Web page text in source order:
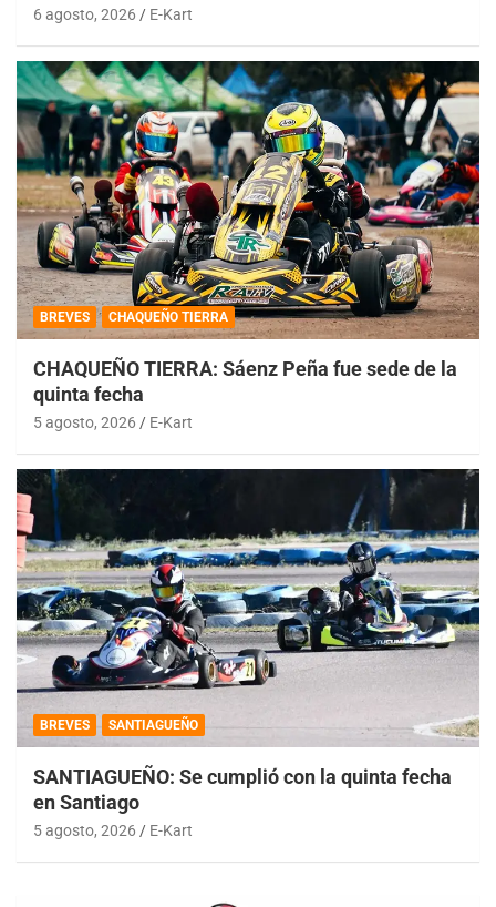
6 agosto, 2026 E-Kart
BREVES CHAQUEÑO TIERRA
CHAQUEÑO TIERRA: Sáenz Peña fue sede de la
quinta fecha
5 agosto, 2026 E-Kart
BREVES SANTIAGUEÑO
SANTIAGUEÑO: Se cumplió con la quinta fecha
en Santiago
5 agosto, 2026 E-Kart